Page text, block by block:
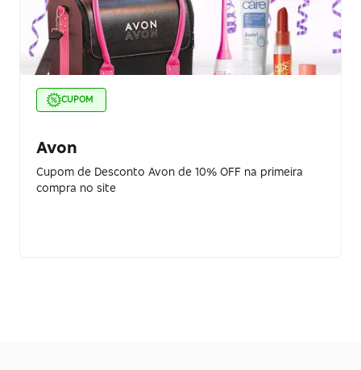
CUPOM
Avon
Cupom de Desconto Avon de 10% OFF na primeira
compra no site